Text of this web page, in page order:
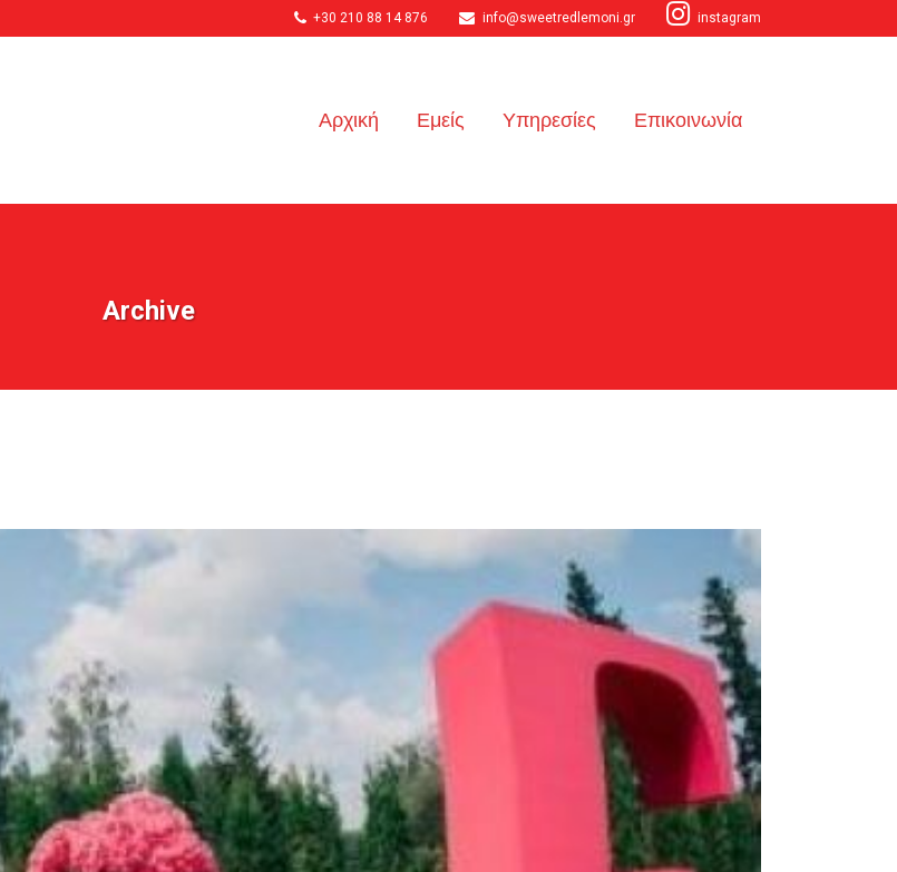
+30 210 88 14 876 info@sweetredlemoni.gr instagram
Αρχική Εμείς Υπηρεσίες Επικοινωνία
Archive